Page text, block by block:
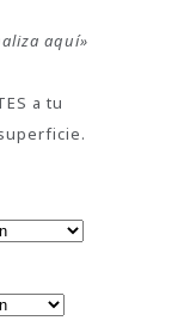
aquí»
a tu